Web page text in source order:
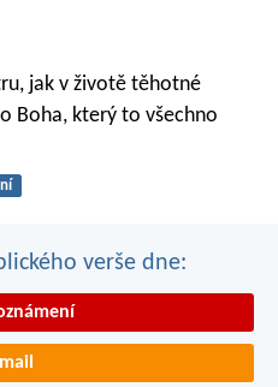
jak v životě těhotné
Boha, který to všechno
verše dne: